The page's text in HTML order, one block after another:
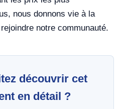
nous donnons vie à la
notre communauté.
découvrir cet
en détail ?